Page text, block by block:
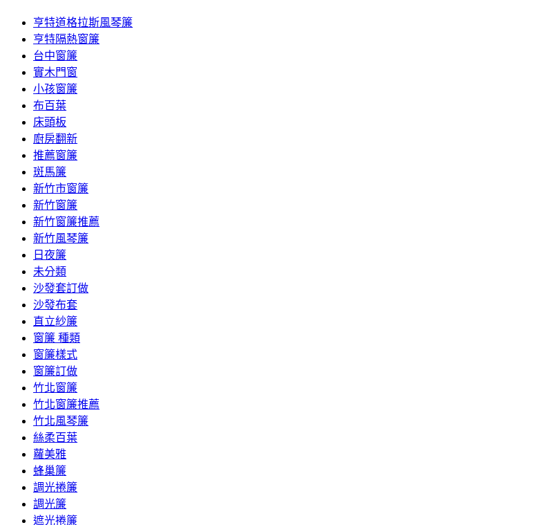
亨特道格拉斯風琴簾
亨特隔熱窗簾
台中窗簾
實木門窗
小孩窗簾
布百葉
床頭板
廚房翻新
推薦窗簾
斑馬簾
新竹市窗簾
新竹窗簾
新竹窗簾推薦
新竹風琴簾
日夜簾
未分類
沙發套訂做
沙發布套
直立紗簾
窗簾 種類
窗簾樣式
窗簾訂做
竹北窗簾
竹北窗簾推薦
竹北風琴簾
絲柔百葉
蘿美雅
蜂巢簾
調光捲簾
調光簾
遮光捲簾